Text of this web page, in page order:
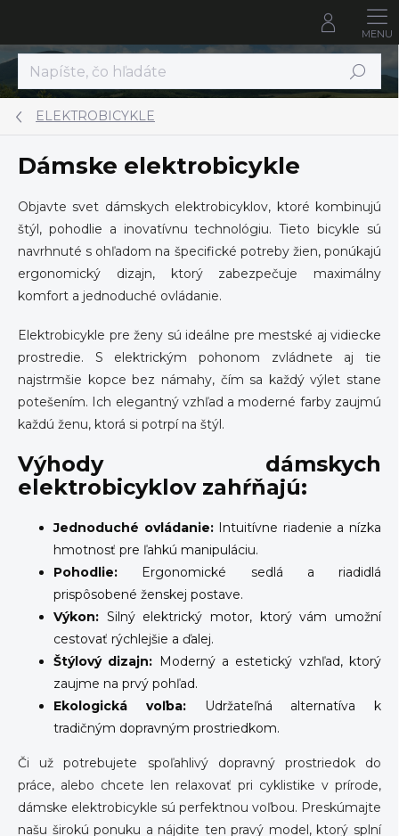
obsah
Hľadať
ELEKTROBICYKLE
Dámske elektrobicykle
Objavte svet dámskych elektrobicyklov, ktoré kombinujú
štýl, pohodlie a inovatívnu technológiu. Tieto bicykle sú
navrhnuté s ohľadom na špecifické potreby žien, ponúkajú
ergonomický dizajn, ktorý zabezpečuje maximálny
komfort a jednoduché ovládanie.
Elektrobicykle pre ženy sú ideálne pre mestské aj vidiecke
prostredie. S elektrickým pohonom zvládnete aj tie
najstrmšie kopce bez námahy, čím sa každý výlet stane
potešením. Ich elegantný vzhľad a moderné farby zaujmú
každú ženu, ktorá si potrpí na štýl.
Výhody dámskych
elektrobicyklov zahŕňajú:
Jednoduché ovládanie:Intuitívne riadenie a nízka
hmotnosť pre ľahkú manipuláciu.
Pohodlie: Ergonomické sedlá a riadidlá
prispôsobené ženskej postave.
Výkon: Silný elektrický motor, ktorý vám umožní
cestovať rýchlejšie a ďalej.
Štýlový dizajn: Moderný a estetický vzhľad, ktorý
zaujme na prvý pohľad.
Ekologická voľba:Udržateľná alternatíva k
tradičným dopravným prostriedkom.
Či už potrebujete spoľahlivý dopravný prostriedok do
práce, alebo chcete len relaxovať pri cyklistike v prírode,
dámske elektrobicykle sú perfektnou voľbou. Preskúmajte
našu širokú ponuku a nájdite ten pravý model, ktorý splní